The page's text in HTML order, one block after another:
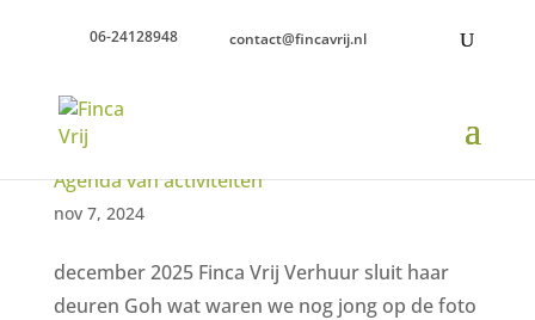
06-24128948 contact@fincavrij.nl
Agenda van activiteiten
nov 7, 2024
december 2025 Finca Vrij Verhuur sluit haar
deuren Goh wat waren we nog jong op de foto